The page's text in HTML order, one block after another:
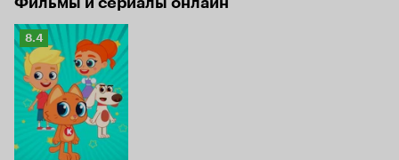
Рейтинг
Кинопоиска
8.4
8.4